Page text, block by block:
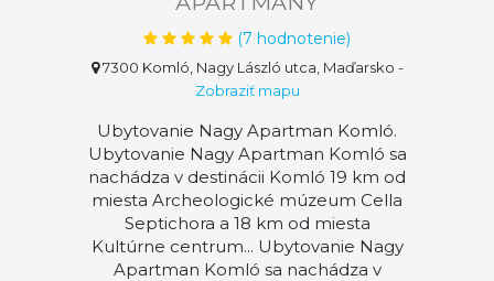
(7 hodnotenie)
7300 Komló, Nagy László utca, Maďarsko -
Zobraziť mapu
Ubytovanie Nagy Apartman Komló.
Ubytovanie Nagy Apartman Komló sa
nachádza v destinácii Komló 19 km od
miesta Archeologické múzeum Cella
Septichora a 18 km od miesta
Kultúrne centrum... Ubytovanie Nagy
Apartman Komló sa nachádza v